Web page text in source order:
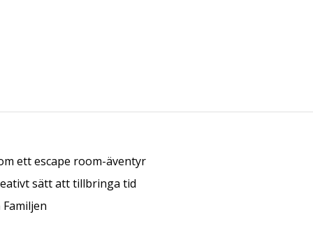
ett escape room-äventyr
sätt att tillbringa tid